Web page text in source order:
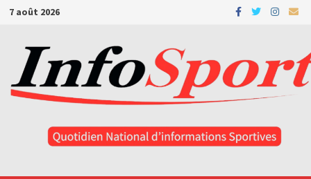
Passer
contenu
7 août 2026